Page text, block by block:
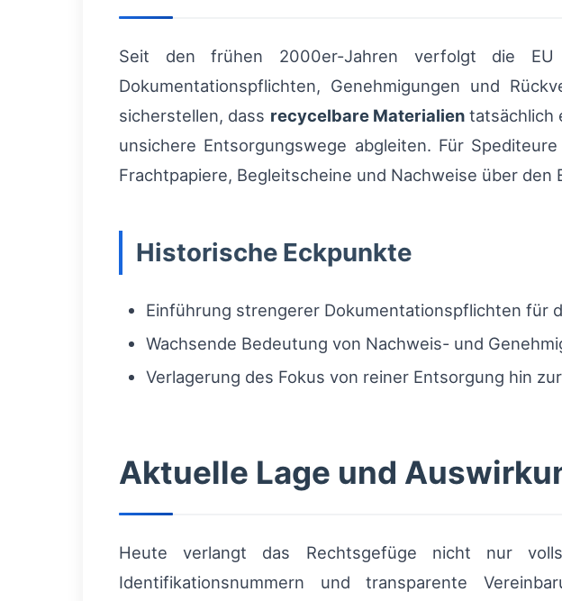
Seit den frühen 2000er-Jahren verfolgt die
Dokumentationspflichten, Genehmigungen und
sicherstellen, dass recycelbare Materialientatsächlich
unsichere Entsorgungswege abgleiten. Für
Frachtpapiere, Begleitscheine und Nachweise über den
Historische Eckpunkte
Einführung strengerer Dokumentationspflichten für
Wachsende Bedeutung von Nachweis- und
Verlagerung des Fokus von reiner Entsorgung hin
Aktuelle Lage und
Heute verlangt das Rechtsgefüge nicht nur
Identifikationsnummern und transparente